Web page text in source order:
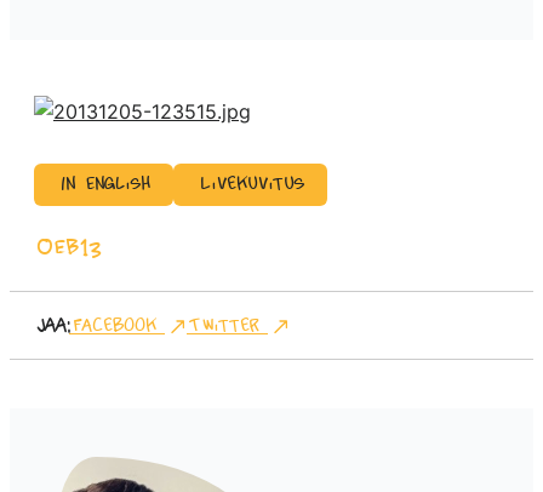
In English Livekuvitus
OEB13
Jaa:Facebook Twitter